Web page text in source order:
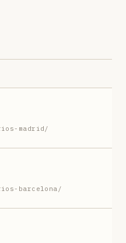
madrid/
barcelona/